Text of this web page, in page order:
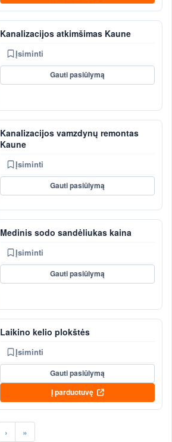
Kanalizacijos atkimšimas Kaune
Įsiminti
Gauti pasiūlymą
Kanalizacijos vamzdynų remontas
Kaune
Įsiminti
Gauti pasiūlymą
Medinis sodo sandėliukas kaina
Įsiminti
Gauti pasiūlymą
Laikino kelio plokštės
Įsiminti
Gauti pasiūlymą
Į parduotuvę
› »